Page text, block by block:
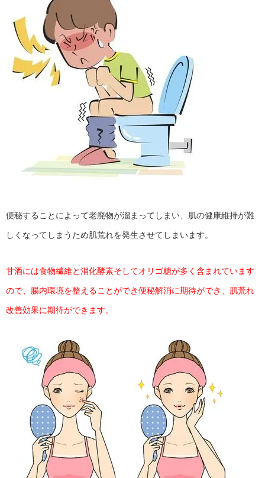
便秘することによって老廃物が溜まってしまい、肌の健康維持が難
しくなってしまうため肌荒れを発生させてしまいます。
甘酒には食物繊維と消化酵素そしてオリゴ糖が多く含まれています
ので、腸内環境を整えることができ便秘解消に期待ができ、肌荒れ
改善効果に期待ができます。